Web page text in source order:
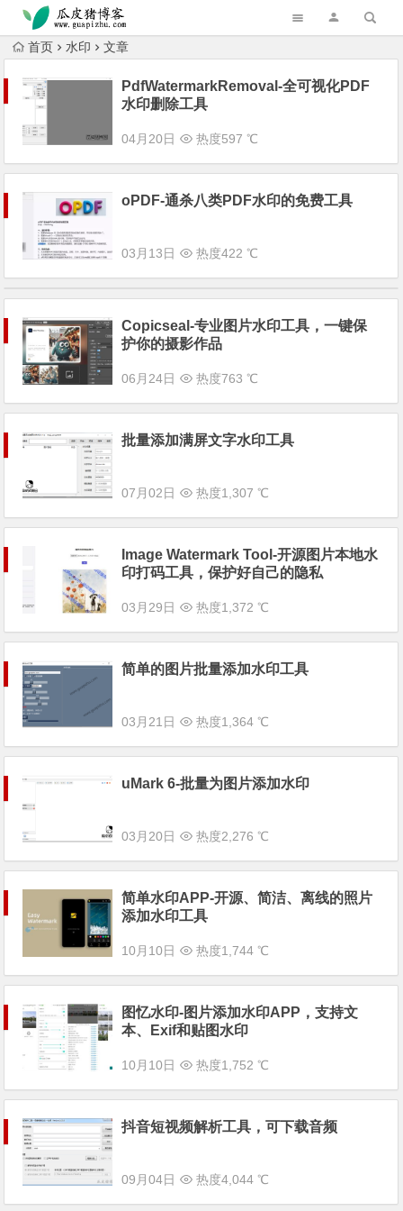
跳转到主内容
首页 水印 文章
PdfWatermarkRemoval-全可视化PDF
水印删除工具
04月20日 热度597 ℃
oPDF-通杀八类PDF水印的免费工具
03月13日 热度422 ℃
Copicseal-专业图片水印工具，一键保
护你的摄影作品
06月24日 热度763 ℃
批量添加满屏文字水印工具
07月02日 热度1,307 ℃
Image Watermark Tool-开源图片本地水
印打码工具，保护好自己的隐私
03月29日 热度1,372 ℃
简单的图片批量添加水印工具
03月21日 热度1,364 ℃
uMark 6-批量为图片添加水印
03月20日 热度2,276 ℃
简单水印APP-开源、简洁、离线的照片
添加水印工具
10月10日 热度1,744 ℃
图忆水印-图片添加水印APP，支持文
本、Exif和贴图水印
10月10日 热度1,752 ℃
抖音短视频解析工具，可下载音频
09月04日 热度4,044 ℃